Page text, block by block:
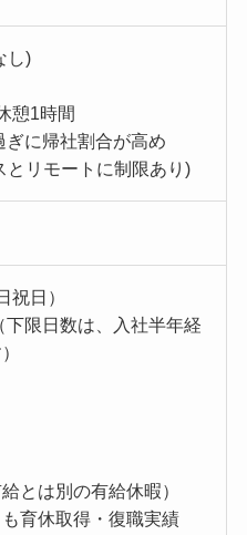
し)
憩1時間
に帰社割合が高め
とリモートに制限あり)
祝日）
限日数は、入社半年経
とは別の有給休暇）
育休取得・復職実績